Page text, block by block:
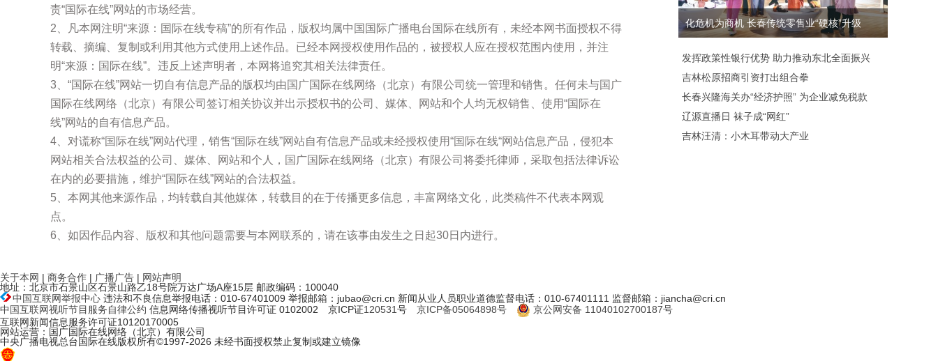
责“国际在线”网站的市场经营。
2、凡本网注明“来源：国际在线专稿”的所有作品，版权均属中国国际广播电台国际在线所有，未经本网书面授权不得
转载、摘编、复制或利用其他方式使用上述作品。已经本网授权使用作品的，被授权人应在授权范围内使用，并注
明“来源：国际在线”。违反上述声明者，本网将追究其相关法律责任。
3、“国际在线”网站一切自有信息产品的版权均由国广国际在线网络（北京）有限公司统一管理和销售。任何未与国广
国际在线网络（北京）有限公司签订相关协议并出示授权书的公司、媒体、网站和个人均无权销售、使用“国际在
线”网站的自有信息产品。
4、对谎称“国际在线”网站代理，销售“国际在线”网站自有信息产品或未经授权使用“国际在线“网站信息产品，侵犯本
网站相关合法权益的公司、媒体、网站和个人，国广国际在线网络（北京）有限公司将委托律师，采取包括法律诉讼
在内的必要措施，维护“国际在线”网站的合法权益。
5、本网其他来源作品，均转载自其他媒体，转载目的在于传播更多信息，丰富网络文化，此类稿件不代表本网观
点。
6、如因作品内容、版权和其他问题需要与本网联系的，请在该事由发生之日起30日内进行。
化危机为商机 长春传统零售业“硬核”升级
发挥政策性银行优势 助力推动东北全面振兴
吉林松原招商引资打出组合拳
长春兴隆海关办“经济护照” 为企业减免税款
辽源直播日 袜子成“网红”
吉林汪清：小木耳带动大产业
关于本网 | 商务合作 | 广播广告 | 网站声明
地址：北京市石景山区石景山路乙18号院万达广场A座15层 邮政编码：100040
中国互联网举报中心 违法和不良信息举报电话：010-67401009 举报邮箱：jubao@cri.cn 新闻从业人员职业道德监督电话：010-67401111 监督邮箱：jiancha@cri.cn
中国互联网视听节目服务自律公约 信息网络传播视听节目许可证 0102002 京ICP证120531号 京ICP备05064898号
京公网安备 11040102700187号
互联网新闻信息服务许可证10120170005
网站运营：国广国际在线网络（北京）有限公司
中央广播电视总台国际在线版权所有©1997-2026 未经书面授权禁止复制或建立镜像